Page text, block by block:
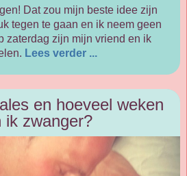
Dat zou mijn beste idee zijn
tegen te gaan en ik neem geen
zaterdag zijn mijn vriend en ik
Lees verder ...
en hoeveel weken
ik zwanger?